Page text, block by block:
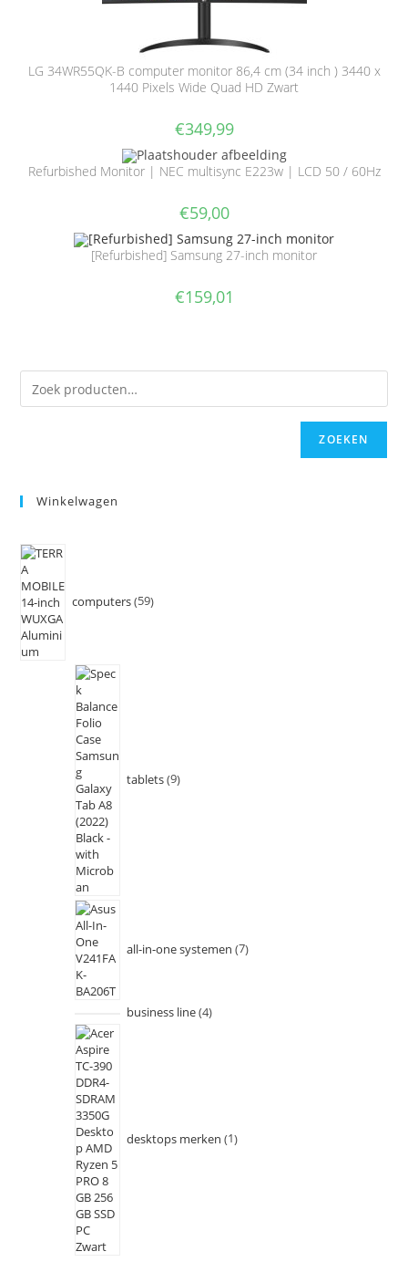
LG 34WR55QK-B computer monitor 86,4 cm (34 inch ) 3440 x
1440 Pixels Wide Quad HD Zwart
€349,99
Refurbished Monitor | NEC multisync E223w | LCD 50 / 60Hz
€59,00
[Refurbished] Samsung 27-inch monitor
€159,01
ZOEKEN
Winkelwagen
computers 59
tablets 9
all-in-one systemen 7
business line 4
desktops merken 1